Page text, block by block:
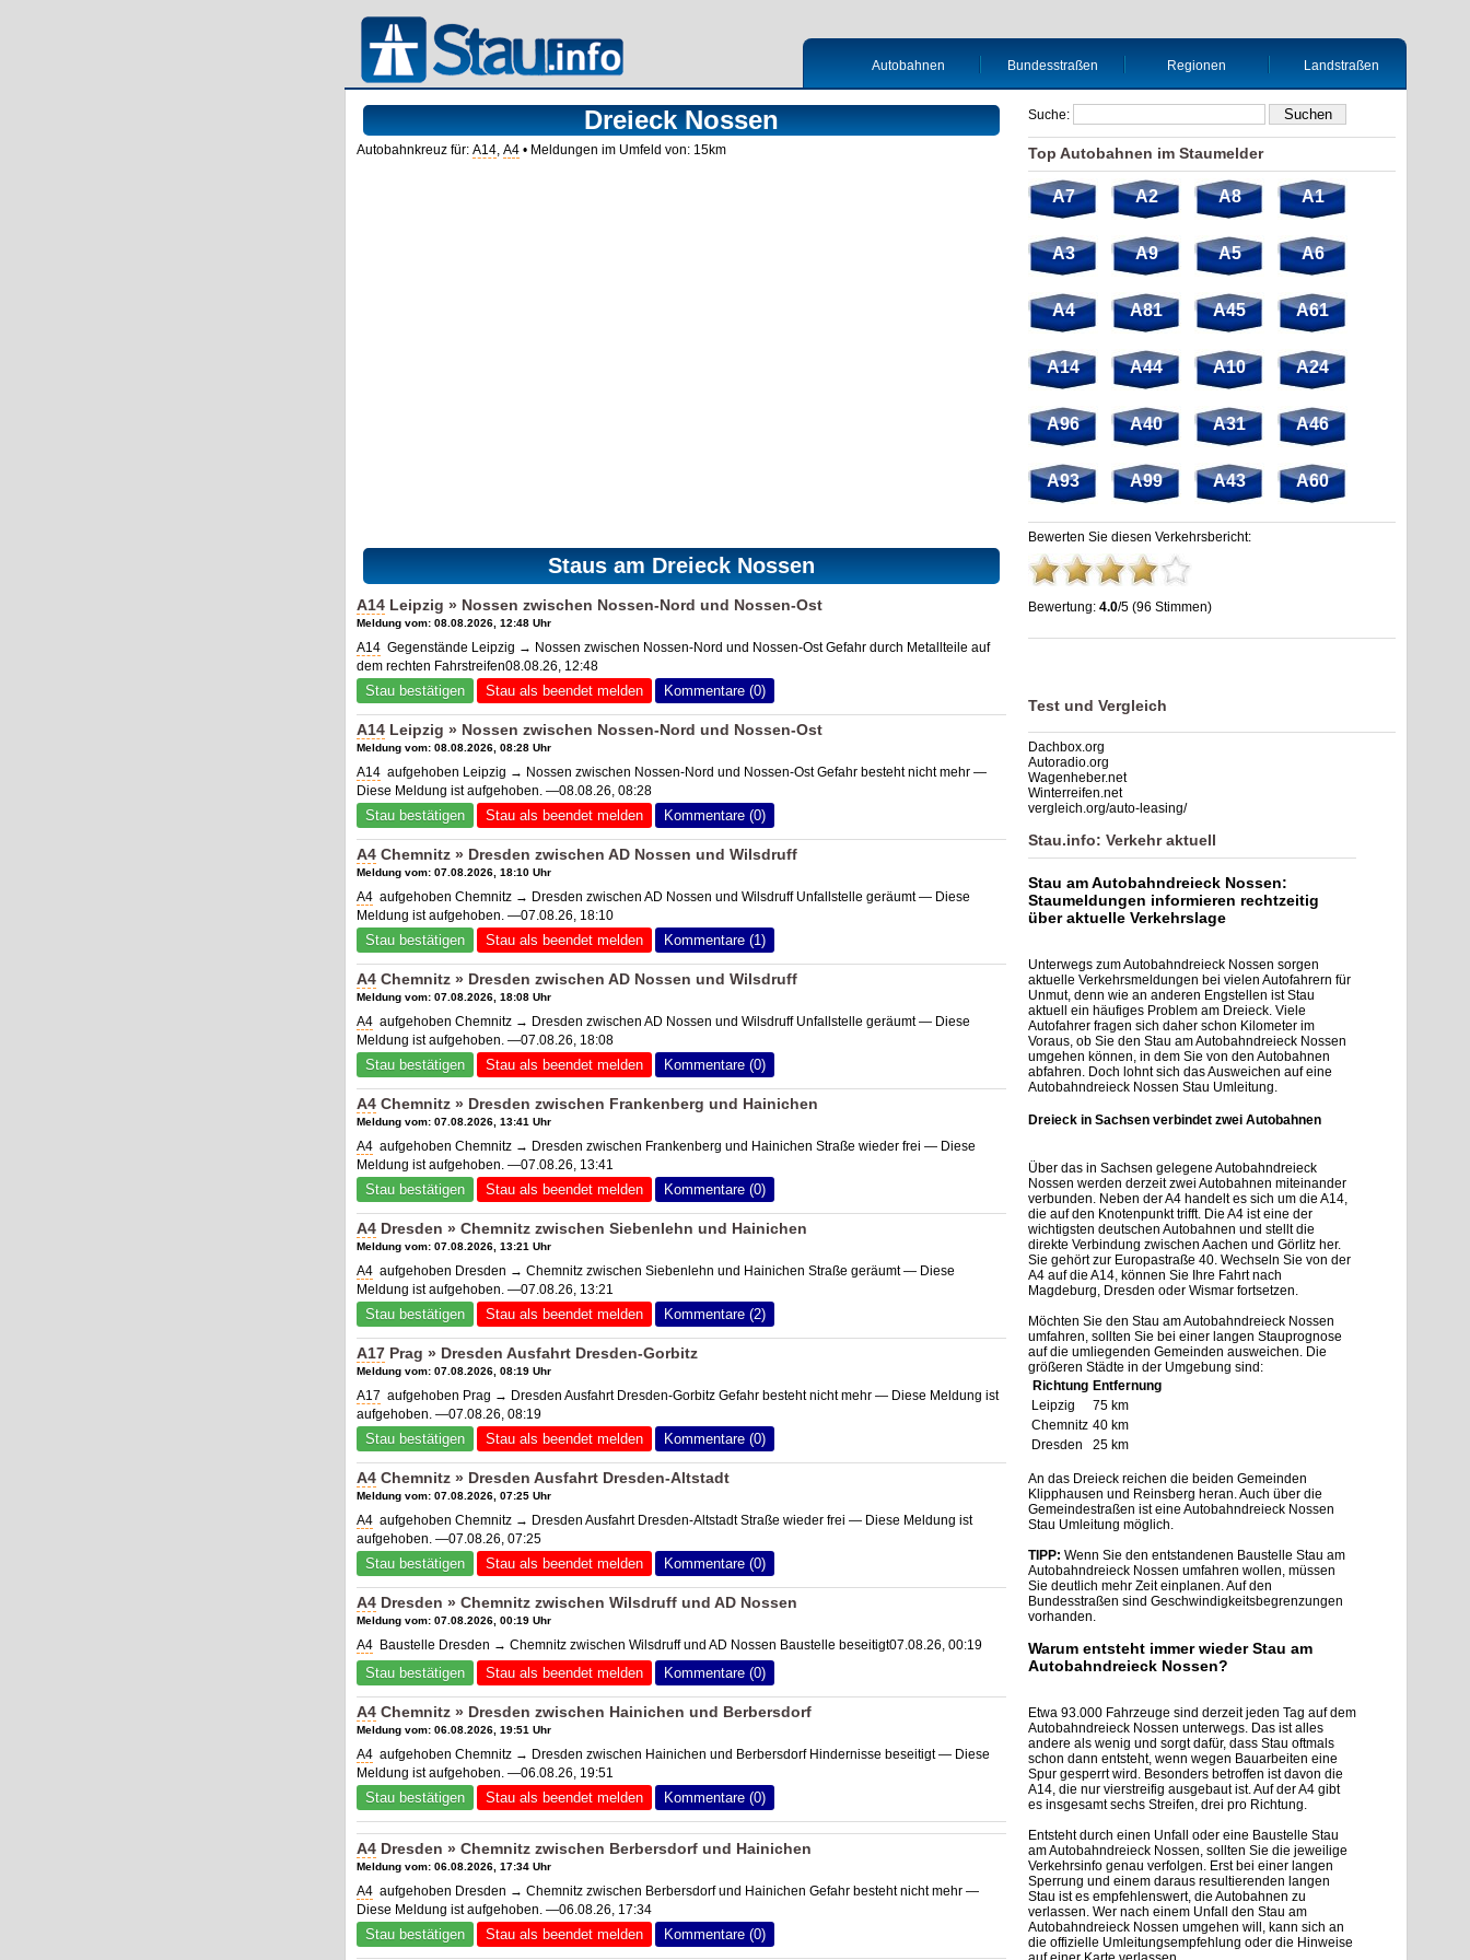
Autobahnen Bundesstraßen Regionen Landstraßen
Dreieck Nossen
Autobahnkreuz für: A14, A4 • Meldungen im Umfeld von: 15km
Staus am Dreieck Nossen
A14 Leipzig » Nossen zwischen Nossen-Nord und Nossen-Ost
Meldung vom: 08.08.2026, 12:48 Uhr
A14 Gegenstände Leipzig → Nossen zwischen Nossen-Nord und Nossen-Ost Gefahr durch Metallteile auf
dem rechten Fahrstreifen08.08.26, 12:48
Stau bestätigen Stau als beendet melden Kommentare (0)
A14 Leipzig » Nossen zwischen Nossen-Nord und Nossen-Ost
Meldung vom: 08.08.2026, 08:28 Uhr
A14 aufgehoben Leipzig → Nossen zwischen Nossen-Nord und Nossen-Ost Gefahr besteht nicht mehr —
Diese Meldung ist aufgehoben. —08.08.26, 08:28
Stau bestätigen Stau als beendet melden Kommentare (0)
A4 Chemnitz » Dresden zwischen AD Nossen und Wilsdruff
Meldung vom: 07.08.2026, 18:10 Uhr
A4 aufgehoben Chemnitz → Dresden zwischen AD Nossen und Wilsdruff Unfallstelle geräumt — Diese
Meldung ist aufgehoben. —07.08.26, 18:10
Stau bestätigen Stau als beendet melden Kommentare (1)
A4 Chemnitz » Dresden zwischen AD Nossen und Wilsdruff
Meldung vom: 07.08.2026, 18:08 Uhr
A4 aufgehoben Chemnitz → Dresden zwischen AD Nossen und Wilsdruff Unfallstelle geräumt — Diese
Meldung ist aufgehoben. —07.08.26, 18:08
Stau bestätigen Stau als beendet melden Kommentare (0)
A4 Chemnitz » Dresden zwischen Frankenberg und Hainichen
Meldung vom: 07.08.2026, 13:41 Uhr
A4 aufgehoben Chemnitz → Dresden zwischen Frankenberg und Hainichen Straße wieder frei — Diese
Meldung ist aufgehoben. —07.08.26, 13:41
Stau bestätigen Stau als beendet melden Kommentare (0)
A4 Dresden » Chemnitz zwischen Siebenlehn und Hainichen
Meldung vom: 07.08.2026, 13:21 Uhr
A4 aufgehoben Dresden → Chemnitz zwischen Siebenlehn und Hainichen Straße geräumt — Diese
Meldung ist aufgehoben. —07.08.26, 13:21
Stau bestätigen Stau als beendet melden Kommentare (2)
A17 Prag » Dresden Ausfahrt Dresden-Gorbitz
Meldung vom: 07.08.2026, 08:19 Uhr
A17 aufgehoben Prag → Dresden Ausfahrt Dresden-Gorbitz Gefahr besteht nicht mehr — Diese Meldung ist
aufgehoben. —07.08.26, 08:19
Stau bestätigen Stau als beendet melden Kommentare (0)
A4 Chemnitz » Dresden Ausfahrt Dresden-Altstadt
Meldung vom: 07.08.2026, 07:25 Uhr
A4 aufgehoben Chemnitz → Dresden Ausfahrt Dresden-Altstadt Straße wieder frei — Diese Meldung ist
aufgehoben. —07.08.26, 07:25
Stau bestätigen Stau als beendet melden Kommentare (0)
A4 Dresden » Chemnitz zwischen Wilsdruff und AD Nossen
Meldung vom: 07.08.2026, 00:19 Uhr
A4 Baustelle Dresden → Chemnitz zwischen Wilsdruff und AD Nossen Baustelle beseitigt07.08.26, 00:19
Stau bestätigen Stau als beendet melden Kommentare (0)
A4 Chemnitz » Dresden zwischen Hainichen und Berbersdorf
Meldung vom: 06.08.2026, 19:51 Uhr
A4 aufgehoben Chemnitz → Dresden zwischen Hainichen und Berbersdorf Hindernisse beseitigt — Diese
Meldung ist aufgehoben. —06.08.26, 19:51
Stau bestätigen Stau als beendet melden Kommentare (0)
A4 Dresden » Chemnitz zwischen Berbersdorf und Hainichen
Meldung vom: 06.08.2026, 17:34 Uhr
A4 aufgehoben Dresden → Chemnitz zwischen Berbersdorf und Hainichen Gefahr besteht nicht mehr —
Diese Meldung ist aufgehoben. —06.08.26, 17:34
Stau bestätigen Stau als beendet melden Kommentare (0)
Suche:
Top Autobahnen im Staumelder
A7 A2 A8 A1
A3 A9 A5 A6
A4 A81 A45 A61
A14 A44 A10 A24
A96 A40 A31 A46
A93 A99 A43 A60
Bewerten Sie diesen Verkehrsbericht:
Bewertung: 4.0/5 (96 Stimmen)
Dreieck Nossen: Stau, Unfälle, Sperrung & Baustellen ,4.0
Test und Vergleich
Dachbox.org
Autoradio.org
Wagenheber.net
Winterreifen.net
vergleich.org/auto-leasing/
Stau.info: Verkehr aktuell
Stau am Autobahndreieck Nossen:
Staumeldungen informieren rechtzeitig
über aktuelle Verkehrslage
Unterwegs zum Autobahndreieck Nossen sorgen
aktuelle Verkehrsmeldungen bei vielen Autofahrern für
Unmut, denn wie an anderen Engstellen ist Stau
aktuell ein häufiges Problem am Dreieck. Viele
Autofahrer fragen sich daher schon Kilometer im
Voraus, ob Sie den Stau am Autobahndreieck Nossen
umgehen können, in dem Sie von den Autobahnen
abfahren. Doch lohnt sich das Ausweichen auf eine
Autobahndreieck Nossen Stau Umleitung.
Dreieck in Sachsen verbindet zwei Autobahnen
Über das in Sachsen gelegene Autobahndreieck
Nossen werden derzeit zwei Autobahnen miteinander
verbunden. Neben der A4 handelt es sich um die A14,
die auf den Knotenpunkt trifft. Die A4 ist eine der
wichtigsten deutschen Autobahnen und stellt die
direkte Verbindung zwischen Aachen und Görlitz her.
Sie gehört zur Europastraße 40. Wechseln Sie von der
A4 auf die A14, können Sie Ihre Fahrt nach
Magdeburg, Dresden oder Wismar fortsetzen.
Möchten Sie den Stau am Autobahndreieck Nossen
umfahren, sollten Sie bei einer langen Stauprognose
auf die umliegenden Gemeinden ausweichen. Die
größeren Städte in der Umgebung sind:
Richtung Entfernung
Leipzig
75 km
Chemnitz 40 km
Dresden
25 km
An das Dreieck reichen die beiden Gemeinden
Klipphausen und Reinsberg heran. Auch über die
Gemeindestraßen ist eine Autobahndreieck Nossen
Stau Umleitung möglich.
TIPP: Wenn Sie den entstandenen Baustelle Stau am
Autobahndreieck Nossen umfahren wollen, müssen
Sie deutlich mehr Zeit einplanen. Auf den
Bundesstraßen sind Geschwindigkeitsbegrenzungen
vorhanden.
Warum entsteht immer wieder Stau am
Autobahndreieck Nossen?
Etwa 93.000 Fahrzeuge sind derzeit jeden Tag auf dem
Autobahndreieck Nossen unterwegs. Das ist alles
andere als wenig und sorgt dafür, dass Stau oftmals
schon dann entsteht, wenn wegen Bauarbeiten eine
Spur gesperrt wird. Besonders betroffen ist davon die
A14, die nur vierstreifig ausgebaut ist. Auf der A4 gibt
es insgesamt sechs Streifen, drei pro Richtung.
Entsteht durch einen Unfall oder eine Baustelle Stau
am Autobahndreieck Nossen, sollten Sie die jeweilige
Verkehrsinfo genau verfolgen. Erst bei einer langen
Sperrung und einem daraus resultierenden langen
Stau ist es empfehlenswert, die Autobahnen zu
verlassen. Wer nach einem Unfall den Stau am
Autobahndreieck Nossen umgehen will, kann sich an
die offizielle Umleitungsempfehlung oder die Hinweise